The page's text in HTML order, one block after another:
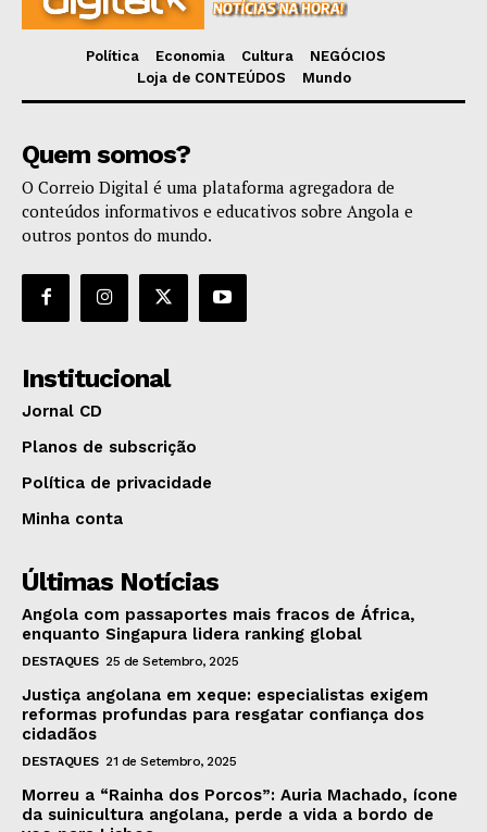
Política Economia Cultura
NEGÓCIOS
Loja de CONTEÚDOS
Mundo
Quem somos?
O Correio Digital é uma plataforma agregadora de
conteúdos informativos e educativos sobre Angola e
outros pontos do mundo.
Institucional
Jornal CD
Planos de subscrição
Política de privacidade
Minha conta
Últimas Notícias
Angola com passaportes mais fracos de África,
enquanto Singapura lidera ranking global
DESTAQUES 25 de Setembro, 2025
Justiça angolana em xeque: especialistas exigem
reformas profundas para resgatar confiança dos
cidadãos
DESTAQUES 21 de Setembro, 2025
Morreu a “Rainha dos Porcos”: Auria Machado, ícone
da suinicultura angolana, perde a vida a bordo de